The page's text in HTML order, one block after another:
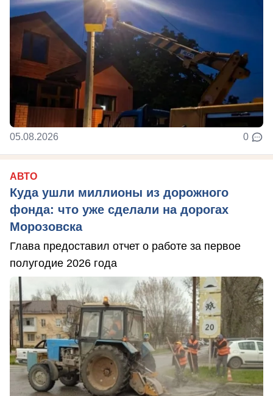
05.08.2026 0
АВТО
Куда ушли миллионы из дорожного
фонда: что уже сделали на дорогах
Морозовска
Глава предоставил отчет о работе за первое
полугодие 2026 года